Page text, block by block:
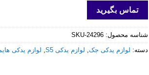
تماس بگیرید
شناسه محصول: SKU-24296
دسته: لوازم یدکی جک لوازم یدکی S5 لوازم یدکی